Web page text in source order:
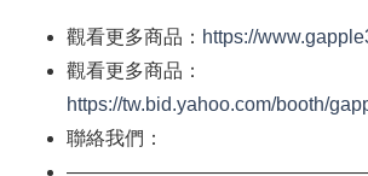
觀看更多商品： https://
觀看更多商品：
https://tw.bid.yahoo.com/booth/
聯絡我們：